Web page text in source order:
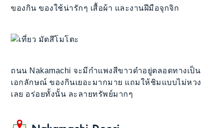
ของกิน ของใช้น่ารักๆ เสื้อผ้า และงานฝีมือจุกจิก
ถนน Nakamachi จะมีกำแพงสีขาวดำอยู่ตลอดทางเป็น
เอกลักษณ์ ของกินเยอะมากมาย แถมให้ชิมแบบไม่หวง
เลย อร่อยทั้งนั้น ละลายทรัพย์มากๆ